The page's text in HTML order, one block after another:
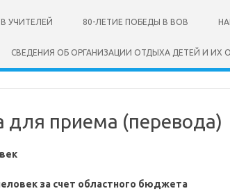
УЧИТЕЛЕЙ 80-ЛЕТИЕ ПОБЕДЫ В ВОВ
СВЕДЕНИЯ ОБ ОРГАНИЗАЦИИ ОТДЫХА ДЕТЕЙ И ИХ
для приема (перевода)
за счет областного бюджета